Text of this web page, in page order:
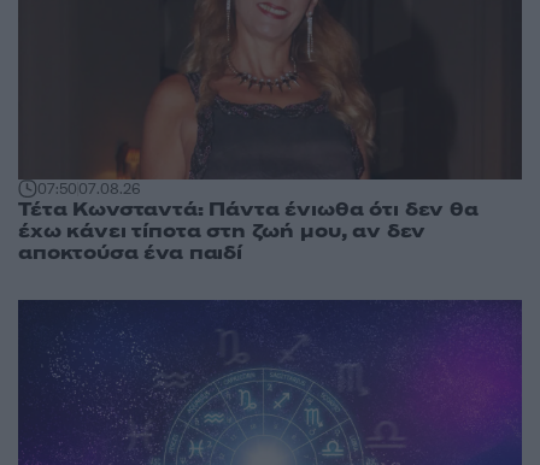
07:5007.08.26
Τέτα Κωνσταντά: Πάντα ένιωθα ότι δεν θα
έχω κάνει τίποτα στη ζωή μου, αν δεν
αποκτούσα ένα παιδί